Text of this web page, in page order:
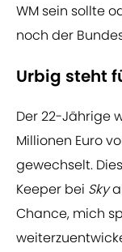
WM sein sollte
noch der
Urbig steht
Der 22-Jährige
Millionen Euro
gewechselt.
Keeper bei Sky
Chance, mich